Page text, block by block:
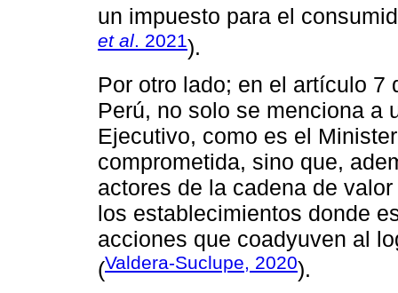
un impuesto para el
et al. 2021).
Por otro lado; en el artículo 7
Perú, no solo se menciona a
Ejecutivo, como es el
comprometida, sino que,
actores de la cadena de
los establecimientos donde
acciones que coadyuven al
(Valdera-Suclupe, 2020).